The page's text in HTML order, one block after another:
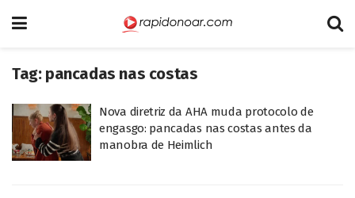
Tag: pancadas nas costas
Nova diretriz da AHA muda protocolo de
engasgo: pancadas nas costas antes da
manobra de Heimlich